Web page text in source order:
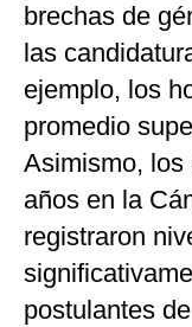
brechas de
las
ejemplo, los
promedio
Asimismo, los
años en la
registraron
postulantes